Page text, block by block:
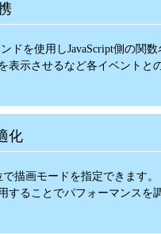
ドを使用しJavaScript側の関数
表示させるなど各イベントと
化
描画モードを指定できます。
することでパフォーマンスを